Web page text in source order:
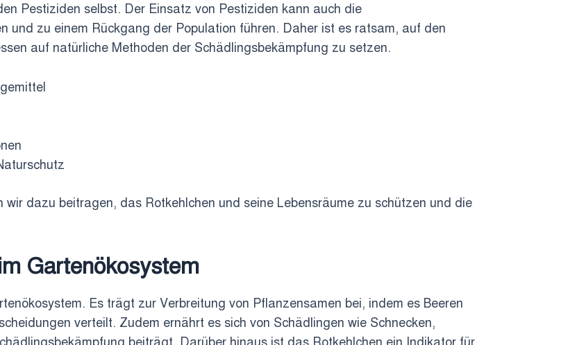
Pestiziden selbst. Der Einsatz von Pestiziden kann auch die
und zu einem Rückgang der Population führen. Daher ist es ratsam, auf den
auf natürliche Methoden der Schädlingsbekämpfung zu setzen.
dazu beitragen, das Rotkehlchen und seine Lebensräume zu schützen und die
Gartenökosystem
Es trägt zur Verbreitung von Pflanzensamen bei, indem es Beeren
verteilt. Zudem ernährt es sich von Schädlingen wie Schnecken,
beiträgt. Darüber hinaus ist das Rotkehlchen ein Indikator für